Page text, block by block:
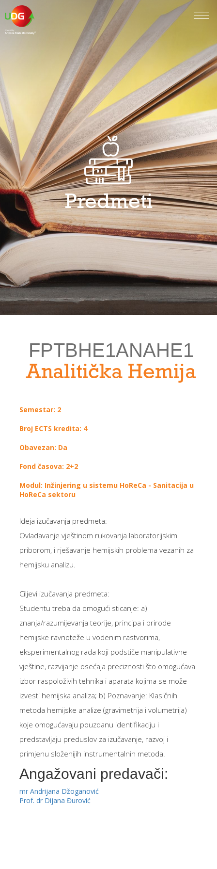
Predmeti
FPTBHE1ANAHE1
Analitička Hemija
Semestar: 2
Broj ECTS kredita: 4
Obavezan: Da
Fond časova: 2+2
Modul: Inžinjering u sistemu HoReCa - Sanitacija u
HoReCa sektoru
Ideja izučavanja predmeta:
Ovladavanje vještinom rukovanja laboratorijskim
priborom, i rješavanje hemijskih problema vezanih za
hemijsku analizu.
Ciljevi izučavanja predmeta:
Studentu treba da omogući sticanje: a)
znanja/razumijevanja teorije, principa i prirode
hemijske ravnoteže u vodenim rastvorima,
eksperimentalnog rada koji podstiče manipulativne
vještine, razvijanje osećaja preciznosti što omogućava
izbor raspoloživih tehnika i aparata kojima se može
izvesti hemijska analiza; b) Poznavanje: Klasičnih
metoda hemijske analize (gravimetrija i volumetrija)
koje omogućavaju pouzdanu identifikaciju i
predstavljaju preduslov za izučavanje, razvoj i
primjenu složenijih instrumentalnih metoda.
Angažovani predavači:
mr Andrijana Džoganović
Prof. dr Dijana Đurović